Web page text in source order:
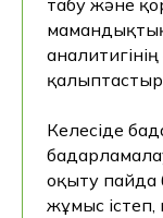
табу және
Келесіде
оқыту
жұмыс істеп,